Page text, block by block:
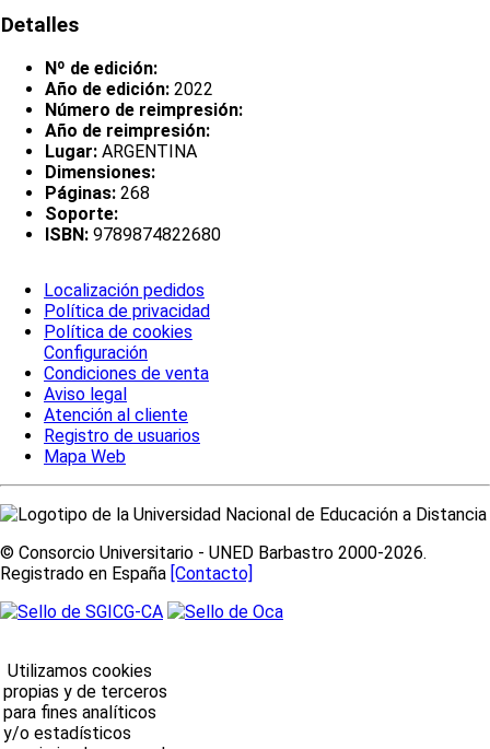
Detalles
Nº de edición:
Año de edición: 2022
Número de reimpresión:
Año de reimpresión:
Lugar: ARGENTINA
Dimensiones:
Páginas: 268
Soporte:
ISBN: 9789874822680
Localización pedidos
Política de privacidad
Política de cookies
Configuración
Condiciones de venta
Aviso legal
Atención al cliente
Registro de usuarios
Mapa Web
© Consorcio Universitario - UNED Barbastro 2000-2026.
Registrado en España [Contacto]
Utilizamos cookies
propias y de terceros
para fines analíticos
y/o estadísticos